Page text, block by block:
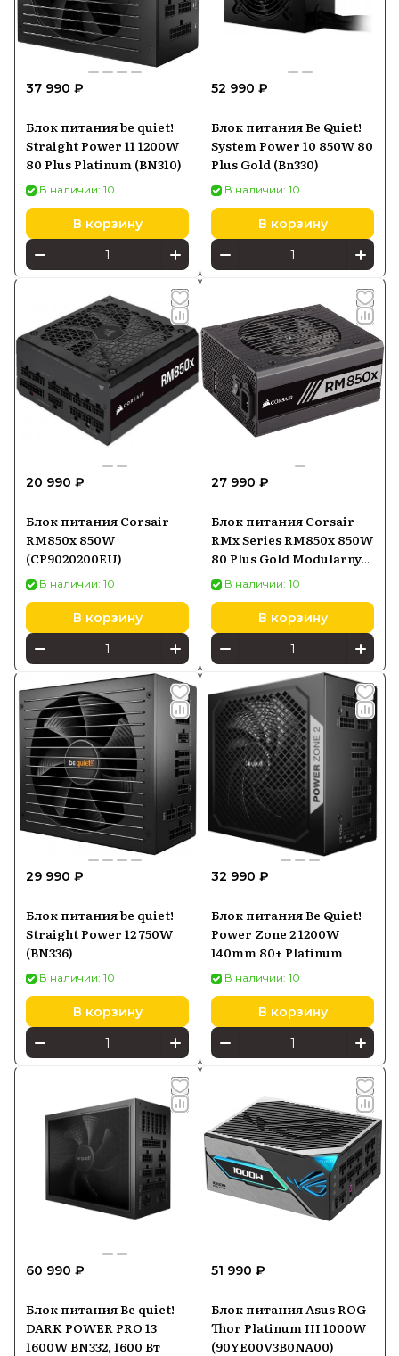
37 990 ₽
Блок питания be quiet!
Straight Power 11 1200W
80 Plus Platinum (BN310)
В наличии: 10
В корзину
52 990 ₽
Блок питания Be Quiet!
System Power 10 850W 80
Plus Gold (Bn330)
В наличии: 10
В корзину
20 990 ₽
Блок питания Corsair
RM850x 850W
(CP9020200EU)
В наличии: 10
В корзину
27 990 ₽
Блок питания Corsair
RMx Series RM850x 850W
80 Plus Gold Modularny
135mm (CP-9020093-EU)
В наличии: 10
В корзину
29 990 ₽
Блок питания be quiet!
Straight Power 12 750W
(BN336)
В наличии: 10
В корзину
32 990 ₽
Блок питания Be Quiet!
Power Zone 2 1200W
140mm 80+ Platinum
В наличии: 10
В корзину
60 990 ₽
Блок питания Be quiet!
DARK POWER PRO 13
1600W BN332, 1600 Вт
51 990 ₽
Блок питания Asus ROG
Thor Platinum III 1000W
(90YE00V3B0NA00)